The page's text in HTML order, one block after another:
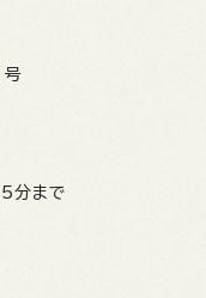
号
分まで